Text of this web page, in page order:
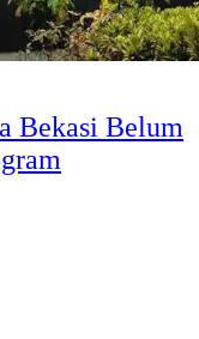
Bekasi Belum